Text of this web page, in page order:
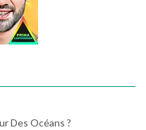
Des Océans ?